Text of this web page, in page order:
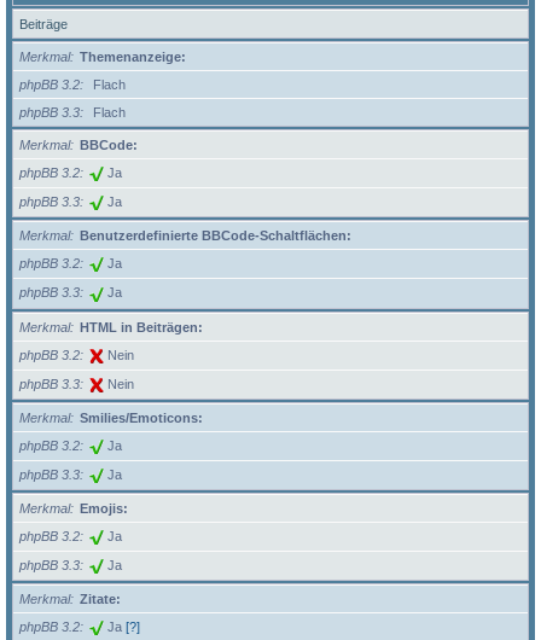
Beiträge
Merkmal
Themenanzeige:
phpBB 3.2
Flach
phpBB 3.3
Flach
Merkmal
BBCode:
phpBB 3.2
Ja
phpBB 3.3 Ja
Merkmal
Benutzerdefinierte BBCode-Schaltflächen:
phpBB 3.2
Ja
phpBB 3.3 Ja
Merkmal
HTML in Beiträgen:
phpBB 3.2
Nein
phpBB 3.3 Nein
Merkmal
Smilies/Emoticons:
phpBB 3.2
Ja
phpBB 3.3 Ja
Merkmal
Emojis:
phpBB 3.2
Ja
phpBB 3.3 Ja
Merkmal
Zitate:
phpBB 3.2
Ja [?]